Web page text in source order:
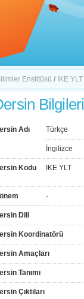
Enstitüsü / IKE YLT
Bilgileri
Adı Türkçe
İngilizce
Kodu IKE YLT
-
Dili
Koordinatörü
Amaçları
Tanımı
Çıktıları